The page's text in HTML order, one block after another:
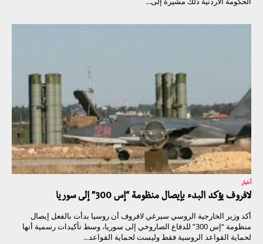
أخبار
لافروف يؤكد البدء بإيصال منظومة “إس 300” إلى سوريا
أكد وزير الخارجية الروسي سيرغي لافروف أن روسيا بدأت بالفعل إيصال
منظومة “إس 300” للدفاع الصاروخي إلى سوريا، وسط تأكيدات رسمية أنها
لحماية القواعد الروسية فقط وليست لحماية القواعد...